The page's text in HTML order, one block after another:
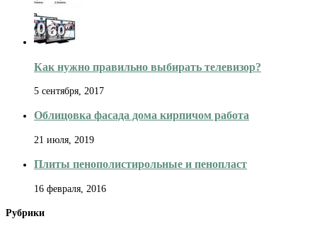
Как нужно правильно выбирать телевизор?
5 сентября, 2017
Облицовка фасада дома кирпичом работа
21 июля, 2019
Плиты пенополистирольные и пенопласт
16 февраля, 2016
Рубрики